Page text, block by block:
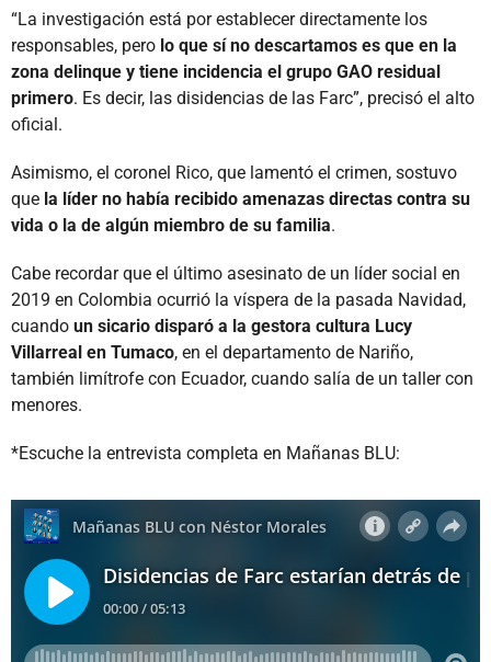
“La investigación está por establecer directamente los
responsables, pero lo que sí no descartamos es que en la
zona delinque y tiene incidencia el grupo GAO residual
primero. Es decir, las disidencias de las Farc”, precisó el alto
oficial.
Asimismo, el coronel Rico, que lamentó el crimen, sostuvo
que la líder no había recibido amenazas directas contra su
vida o la de algún miembro de su familia.
Cabe recordar que el último asesinato de un líder social en
2019 en Colombia ocurrió la víspera de la pasada Navidad,
cuando un sicario disparó a la gestora cultura Lucy
Villarreal en Tumaco, en el departamento de Nariño,
también limítrofe con Ecuador, cuando salía de un taller con
menores.
*Escuche la entrevista completa en Mañanas BLU: